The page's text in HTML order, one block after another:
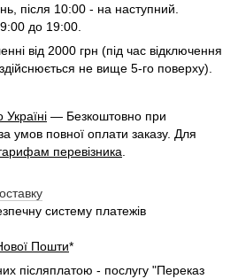
після 10:00 - на наступний.
до 19:00.
від 2000 грн (під час відключення
не вище 5-го поверху).
— Безкоштовно при
умов повної оплати заказу. Для
перевізника
систему платежів
Пошти*
післяплатою - послугу "Переказ